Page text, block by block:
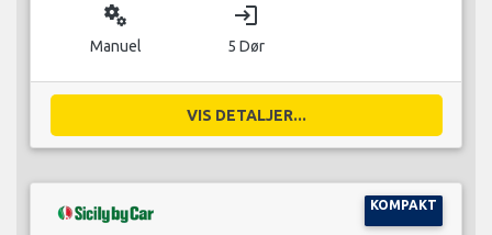
miscellaneous_services
Manuel
login
5 Dør
VIS DETALJER...
KOMPAKT